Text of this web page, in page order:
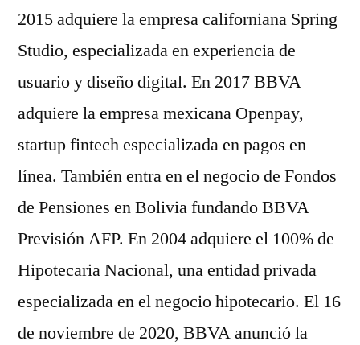
2015 adquiere la empresa californiana Spring
Studio, especializada en experiencia de
usuario y diseño digital. En 2017 BBVA
adquiere la empresa mexicana Openpay,
startup fintech especializada en pagos en
línea. También entra en el negocio de Fondos
de Pensiones en Bolivia fundando BBVA
Previsión AFP. En 2004 adquiere el 100% de
Hipotecaria Nacional, una entidad privada
especializada en el negocio hipotecario. El 16
de noviembre de 2020, BBVA anunció la